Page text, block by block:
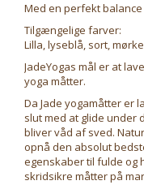
Med en perfekt
Tilgængelige farver:
Lilla, lyseblå, sort,
JadeYogas mål er at
yoga måtter.
Da Jade yogamåtter er
slut med at glide under
bliver våd af sved.
opnå den absolut
egenskaber til fulde og
skridsikre måtter på